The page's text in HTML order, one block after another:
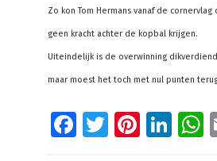
Zo kon Tom Hermans vanaf de
geen kracht achter de kopbal krijgen.
Uiteindelijk is de overwinning
maar moest het toch met nul punten
Facebook
Twitter